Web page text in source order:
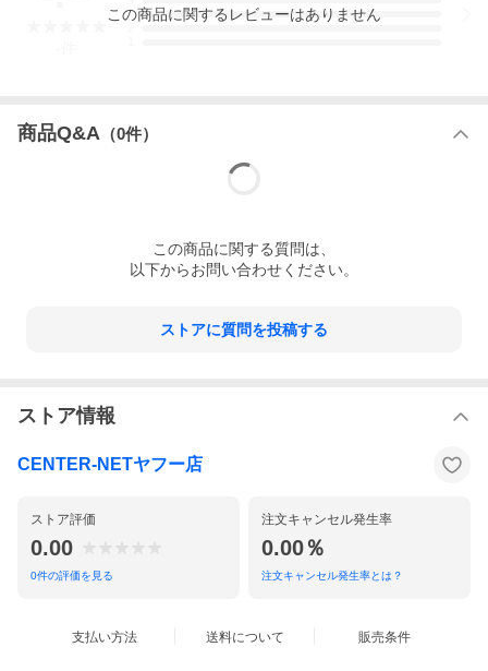
3
この商品に関するレビューはありません
商品Q&A （0件）
この商品に関する質問は、
以下からお問い合わせください。
ストアに質問を投稿する
ストア情報
CENTER-NETヤフー店
ストア評価
0.00
0件の評価を見る
注文キャンセル発生率
0.00％
注文キャンセル発生率とは？
支払い方法 送料について 販売条件